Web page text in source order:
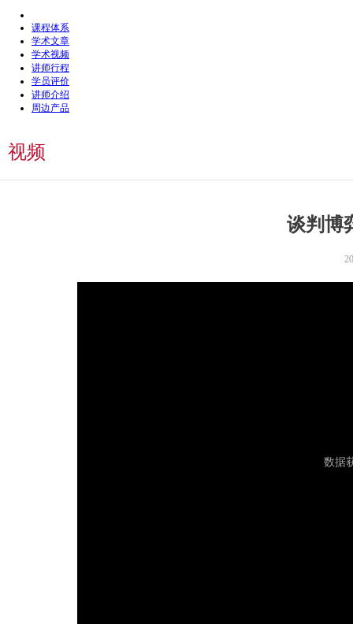
课程体系
学术文章
学术视频
讲师行程
学员评价
讲师介绍
周边产品
视频
谈判博